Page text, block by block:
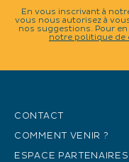
En vous inscrivant à
vous nous autorisez à
nos suggestions. Pour
notre politique
CONTACT
COMMENT VENIR ?
ESPACE PARTENAIRES